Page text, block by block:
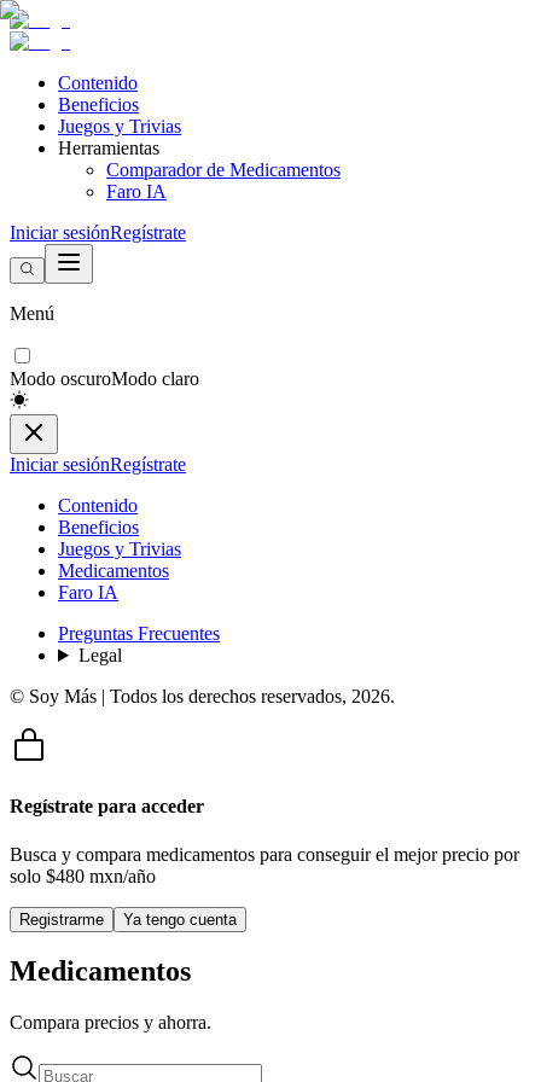
Contenido
Beneficios
Juegos y Trivias
Herramientas
Comparador de Medicamentos
Faro IA
Iniciar sesiónRegístrate
Menú
Modo oscuroModo claro
Iniciar sesiónRegístrate
Contenido
Beneficios
Juegos y Trivias
Medicamentos
Faro IA
Preguntas Frecuentes
Legal
© Soy Más | Todos los derechos reservados, 2026.
Regístrate para acceder
Busca y compara medicamentos para conseguir el mejor precio por
solo $480 mxn/año
Registrarme Ya tengo cuenta
Medicamentos
Compara precios y ahorra.